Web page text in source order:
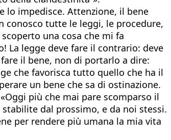
lo impedisce. Attenzione, il bene
conosco tutte le leggi, le procedure,
una cosa che mi fa
La legge deve fare il contrario: deve
il bene, non di portarlo a dire:
che favorisca tutto quello che ha il
un bene che sa di ostinazione.
più che mai pare scomparso il
dal prossimo, e da noi stessi.
per rendere più umana la mia vita